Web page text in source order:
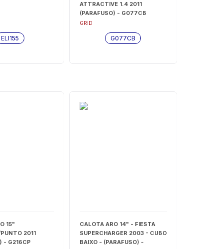
ELI155
ATTRACTIVE 1.4 2011
(PARAFUSO) - G077CB
GRID
G077CB
15"
2011
- G216CP
CALOTA ARO 14" - FIESTA
SUPERCHARGER 2003 - CUBO
BAIXO - (PARAFUSO) -